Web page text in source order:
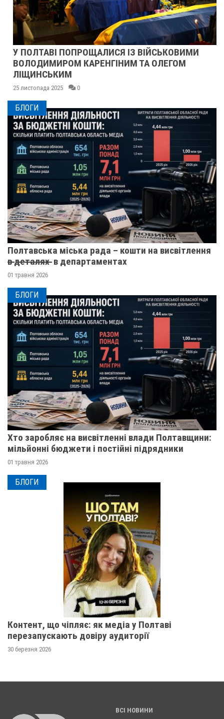
У ПОЛТАВІ ПОПРОЩАЛИСЯ ІЗ ВІЙСЬКОВИМИ
ВОЛОДИМИРОМ КАРЕНГІНИМ ТА ОЛЕГОМ
ЛІЩИНСЬКИМ
25 листопада 2025 0
БЛОГИ
Полтавська міська рада – кошти на висвітлення
в̶ ̶д̶е̶т̶а̶л̶я̶х̶ ̶ в департаментах
01 травня 2026
БЛОГИ
Хто заробляє на висвітленні влади Полтавщини:
мільйонні бюджети і постійні підрядники
01 травня 2026
БЛОГИ
Контент, що чіпляє: як медіа у Полтаві
перезапускають довіру аудиторії
30 березня 2026
ВСІ НОВИНИ